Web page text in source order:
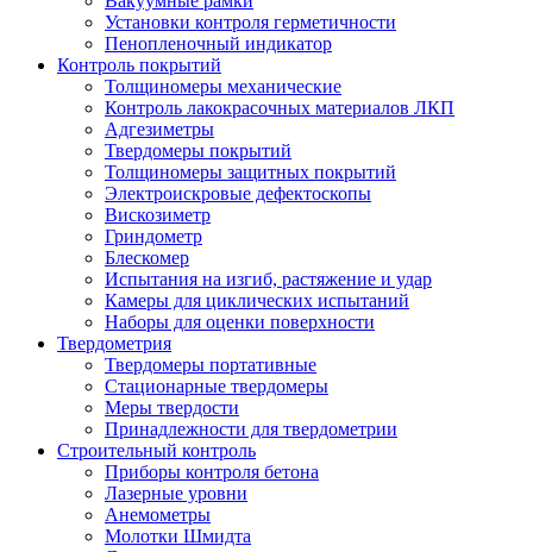
Установки контроля герметичности
Пенопленочный индикатор
Контроль покрытий
Толщиномеры механические
Контроль лакокрасочных материалов ЛКП
Адгезиметры
Твердомеры покрытий
Толщиномеры защитных покрытий
Электроискровые дефектоскопы
Вискозиметр
Гриндометр
Блескомер
Испытания на изгиб, растяжение и удар
Камеры для циклических испытаний
Наборы для оценки поверхности
Твердометрия
Твердомеры портативные
Стационарные твердомеры
Меры твердости
Принадлежности для твердометрии
Строительный контроль
Приборы контроля бетона
Лазерные уровни
Анемометры
Молотки Шмидта